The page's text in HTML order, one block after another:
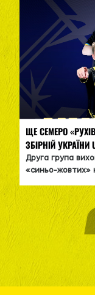
ЩЕ СЕМЕРО
ЗБІРНІЙ УКРАЇНИ
Друга група
«синьо-жовтих»